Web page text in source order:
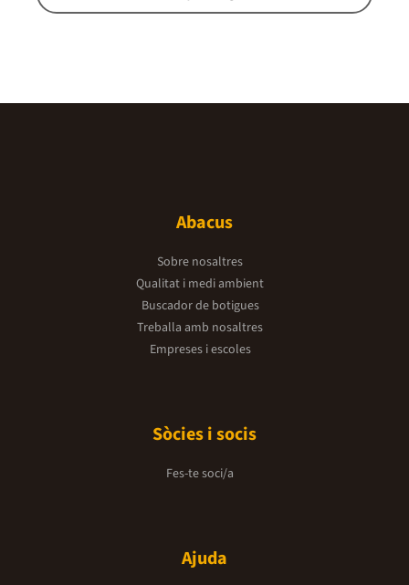
Abacus
Sobre nosaltres
Qualitat i medi ambient
Buscador de botigues
Treballa amb nosaltres
Empreses i escoles
Sòcies i socis
Fes-te soci/a
Ajuda